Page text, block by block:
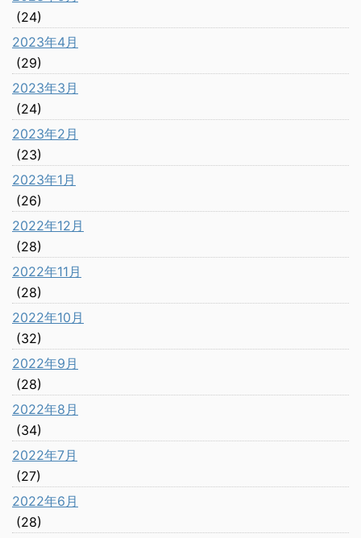
(24)
2023年4月
(29)
2023年3月
(24)
2023年2月
(23)
2023年1月
(26)
2022年12月
(28)
2022年11月
(28)
2022年10月
(32)
2022年9月
(28)
2022年8月
(34)
2022年7月
(27)
2022年6月
(28)